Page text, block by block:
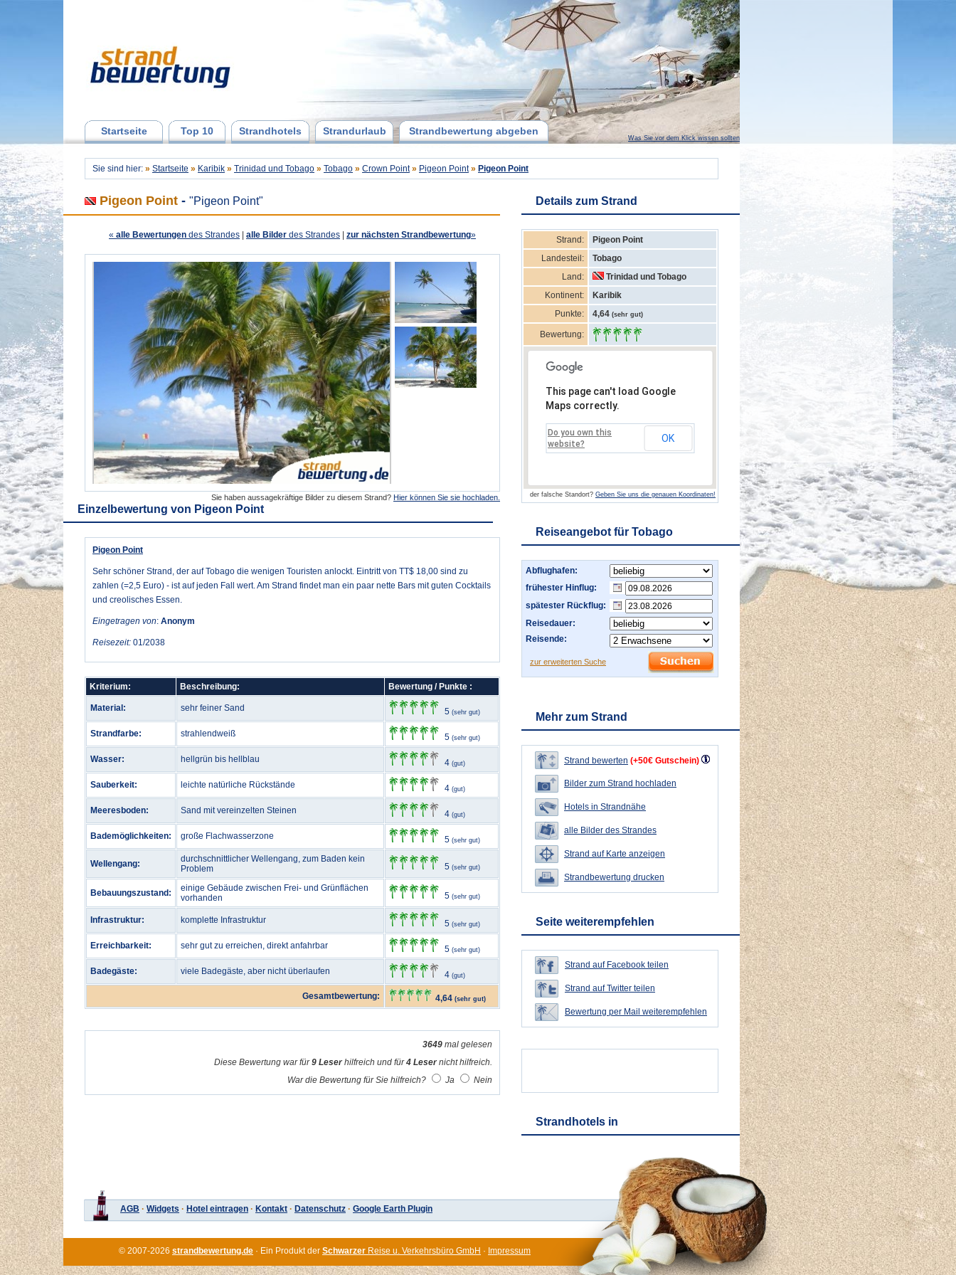
Startseite Top 10 Strandhotels Strandurlaub Strandbewertung abgeben
Was Sie vor dem Klick wissen sollten
Sie sind hier: » Startseite » Karibik » Trinidad und Tobago » Tobago » Crown Point » Pigeon Point » Pigeon Point
Pigeon Point - "Pigeon Point"
« alle Bewertungen des Strandes alle Bilder des Strandes zur nächsten Strandbewertung»
Sie haben aussagekräftige Bilder zu diesem Strand? Hier können Sie sie hochladen.
Einzelbewertung von Pigeon Point
Pigeon Point
Sehr schöner Strand, der auf Tobago die wenigen Touristen anlockt. Eintritt von TT$ 18,00 sind zu
zahlen (=2,5 Euro) - ist auf jeden Fall wert. Am Strand findet man ein paar nette Bars mit guten Cocktails
und creolisches Essen.
Eingetragen von: Anonym
Reisezeit: 01/2038
Kriterium: Beschreibung: Bewertung / Punkte :
Material: sehr feiner Sand 5 (sehr gut)
Strandfarbe: strahlendweiß 5 (sehr gut)
Wasser: hellgrün bis hellblau 4 (gut)
Sauberkeit: leichte natürliche Rückstände 4 (gut)
Meeresboden: Sand mit vereinzelten Steinen 4 (gut)
Bademöglichkeiten: große Flachwasserzone 5 (sehr gut)
Wellengang:
durchschnittlicher Wellengang, zum Baden kein
Problem
5 (sehr gut)
Bebauungszustand:
einige Gebäude zwischen Frei- und Grünflächen
vorhanden
5 (sehr gut)
Infrastruktur: komplette Infrastruktur 5 (sehr gut)
Erreichbarkeit: sehr gut zu erreichen, direkt anfahrbar 5 (sehr gut)
Badegäste: viele Badegäste, aber nicht überlaufen 4 (gut)
Gesamtbewertung: 4,64 (sehr gut)
3649 mal gelesen
Diese Bewertung war für9 Leserhilfreich und für4 Lesernicht hilfreich.
War die Bewertung für Sie hilfreich?
Ja Nein
Details zum Strand
Strand:
Pigeon Point
Landesteil:
Tobago
Land:
Trinidad und Tobago
Kontinent:
Karibik
Punkte:
4,64 (sehr gut)
Bewertung:
This page can't load Google
Maps correctly.
Do you own this
website?
OK
der falsche Standort? Geben Sie uns die genauen Koordinaten!
Reiseangebot für Tobago
Abflughafen:
frühester Hinflug:
spätester Rückflug:
Reisedauer:
Reisende:
zur erweiterten Suche
Mehr zum Strand
Strand bewerten (+50€ Gutschein)
Bilder zum Strand hochladen
Hotels in Strandnähe
alle Bilder des Strandes
Strand auf Karte anzeigen
Strandbewertung drucken
Seite weiterempfehlen
Strand auf Facebook teilen
Strand auf Twitter teilen
Bewertung per Mail weiterempfehlen
Strandhotels in
AGB · Widgets · Hotel eintragen · Kontakt · Datenschutz · Google Earth Plugin
© 2007-2026 strandbewertung.de · Ein Produkt der Schwarzer Reise u. Verkehrsbüro GmbH · Impressum